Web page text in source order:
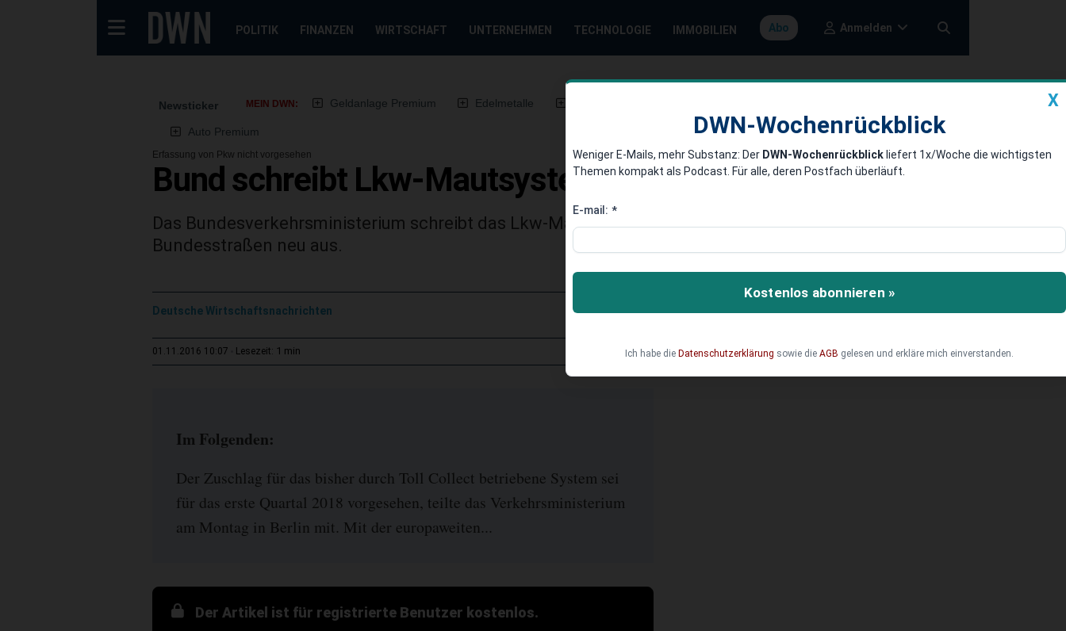
POLITIK FINANZEN WIRTSCHAFT UNTERNEHMEN TECHNOLOGIE IMMOBILIEN Abo Anmelden
Newsticker MEIN DWN: Geldanlage Premium Edelmetalle
Auto Premium
Erfassung von Pkw nicht vorgesehen
Bund schreibt Lkw-Mautsystem neu aus
Das Bundesverkehrsministerium schreibt das Lkw-Maut-System für Autobahnen und
Bundesstraßen neu aus.
Deutsche Wirtschaftsnachrichten
01.11.2016 10:07 Lesezeit: 1 min
Im Folgenden:
Der Zuschlag für das bisher durch Toll Collect betriebene System sei
für das erste Quartal 2018 vorgesehen, teilte das Verkehrsministerium
am Montag in Berlin mit. Mit der europaweiten...
Der Artikel ist für registrierte Benutzer kostenlos.
X
DWN-Wochenrückblick
Weniger E-Mails, mehr Substanz: Der DWN-Wochenrückblick liefert 1x/Woche die wichtigsten
Themen kompakt als Podcast. Für alle, deren Postfach überläuft.
E-mail: *
Kostenlos abonnieren »
Ich habe die Datenschutzerklärung sowie die AGB gelesen und erkläre mich einverstanden.